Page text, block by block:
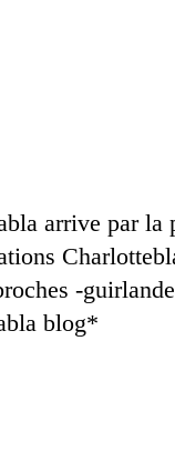
arrive par la
-
blog*